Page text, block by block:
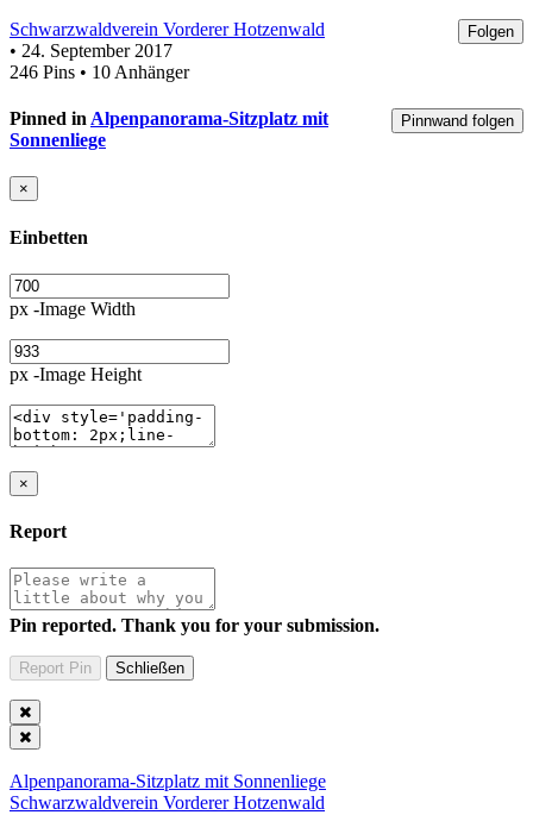
Folgen
Schwarzwaldverein Vorderer Hotzenwald
• 24. September 2017
246 Pins • 10 Anhänger
Pinnwand folgen
Pinned in Alpenpanorama-Sitzplatz mit
Sonnenliege
×
Einbetten
px -Image Width
px -Image Height
×
Report
Pin reported. Thank you for your submission.
Alpenpanorama-Sitzplatz mit Sonnenliege
Schwarzwaldverein Vorderer Hotzenwald